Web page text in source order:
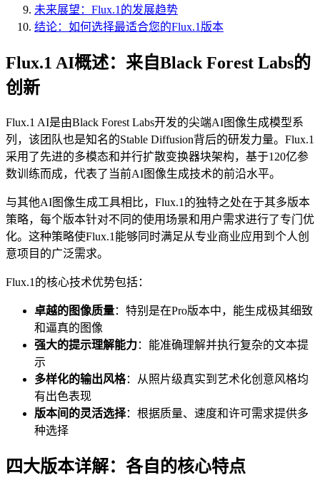
未来展望：Flux.1的发展趋势
结论：如何选择最适合您的Flux.1版本
Flux.1 AI概述：来自Black Forest Labs的
创新
Flux.1 AI是由Black Forest Labs开发的尖端AI图像生成模型系
列，该团队也是知名的Stable Diffusion背后的研发力量。Flux.1
采用了先进的多模态和并行扩散变换器块架构，基于120亿参
数训练而成，代表了当前AI图像生成技术的前沿水平。
与其他AI图像生成工具相比，Flux.1的独特之处在于其多版本
策略，每个版本针对不同的使用场景和用户需求进行了专门优
化。这种策略使Flux.1能够同时满足从专业商业应用到个人创
意项目的广泛需求。
Flux.1的核心技术优势包括：
卓越的图像质量：特别是在Pro版本中，能生成极其细致
和逼真的图像
强大的提示理解能力：能准确理解并执行复杂的文本提
示
多样化的输出风格：从照片级真实到艺术化创意风格均
有出色表现
版本间的灵活选择：根据质量、速度和许可需求提供多
种选择
四大版本详解：各自的核心特点